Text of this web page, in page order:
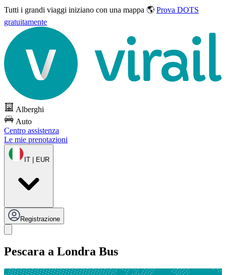
Tutti i grandi viaggi iniziano con una mappa 🌎 Prova DOTS
gratuitamente
Alberghi
Auto
Centro assistenza
Le mie prenotazioni
IT | EUR
Registrazione
Pescara a Londra Bus